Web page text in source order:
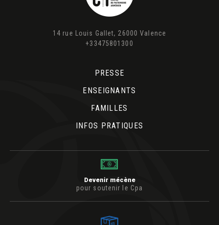
14 rue Louis Gallet, 26000 Valence
+33475801300
PRESSE
ENSEIGNANTS
FAMILLES
INFOS PRATIQUES
Devenir mécène
pour soutenir le Cpa